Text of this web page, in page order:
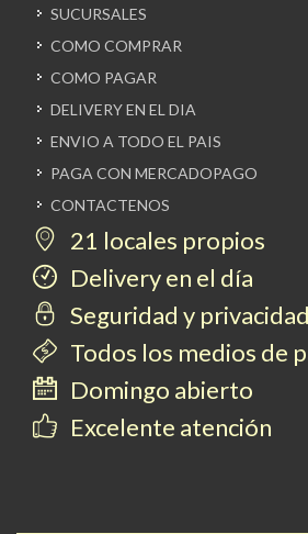
SUCURSALES
COMO COMPRAR
COMO PAGAR
DELIVERY EN EL DIA
ENVIO A TODO EL PAIS
PAGA CON MERCADOPAGO
CONTACTENOS
21 locales propios
Delivery en el día
Seguridad y privacidad
Todos los medios de
Domingo abierto
Excelente atención